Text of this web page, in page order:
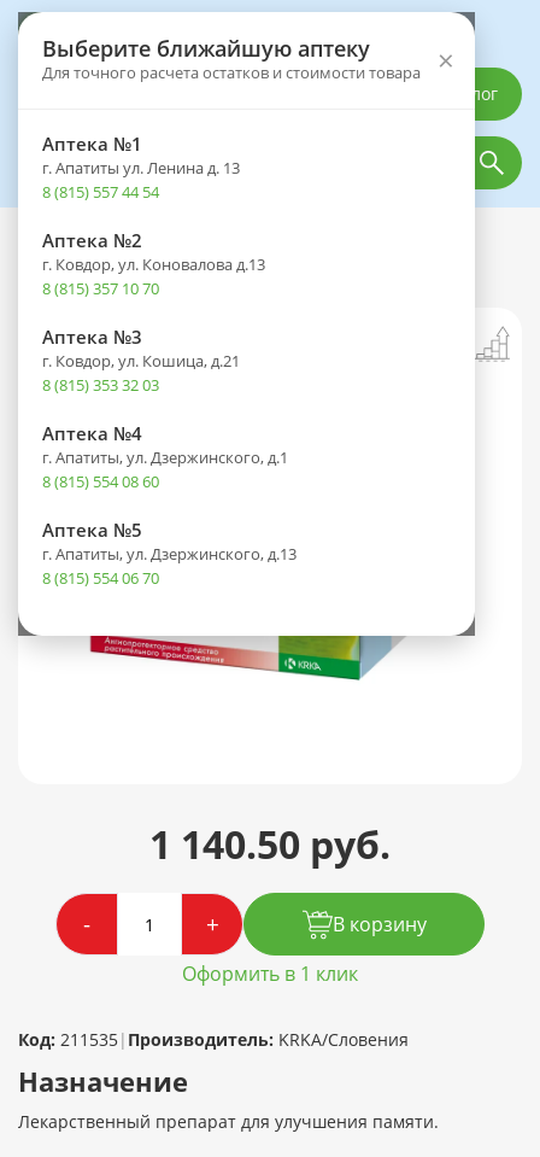
Выберите ближайшую аптеку
Для точного расчета остатков и стоимости товара ×
Аптека №1
г. Апатиты ул. Ленина д. 13
8 (815) 557 44 54
Аптека №2
г. Ковдор, ул. Коновалова д.13
8 (815) 357 10 70
Аптека №3
г. Ковдор, ул. Кошица, д.21
8 (815) 353 32 03
Аптека №4
г. Апатиты, ул. Дзержинского, д.1
8 (815) 554 08 60
Аптека №5
г. Апатиты, ул. Дзержинского, д.13
8 (815) 554 06 70
Каталог
Каталог Лекарственные препараты
Билобил форте капс. 80мг №60
1 140.50 руб.
- +
В корзину
Оформить в 1 клик
Код: 211535| Производитель: KRKA/Словения
Назначение
Лекарственный препарат для улучшения памяти.